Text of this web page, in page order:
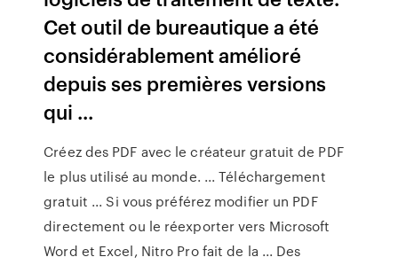
Cet outil de bureautique a été
considérablement amélioré
depuis ses premières versions
qui ...
Créez des PDF avec le créateur gratuit de PDF
le plus utilisé au monde. ... Téléchargement
gratuit ... Si vous préférez modifier un PDF
directement ou le réexporter vers Microsoft
Word et Excel, Nitro Pro fait de la ... Des